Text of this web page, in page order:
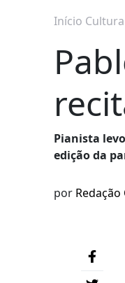
Início
Pianista
edição da
por Redação